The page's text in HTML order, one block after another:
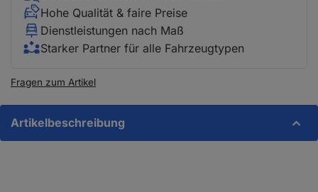
Hohe Qualität & faire Preise
Dienstleistungen nach Maß
Starker Partner für alle Fahrzeugtypen
Fragen zum Artikel
Artikelbeschreibung